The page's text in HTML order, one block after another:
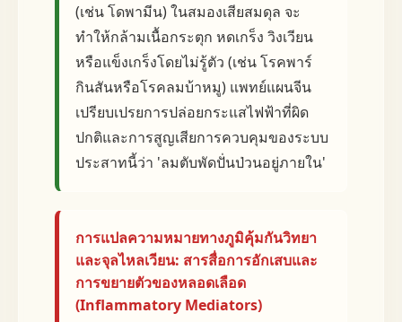
(เช่น โดพามีน) ในสมองเสียสมดุล จะ
ทำให้กล้ามเนื้อกระตุก หดเกร็ง วิงเวียน
หรือแข็งเกร็งโดยไม่รู้ตัว (เช่น โรคพาร์
กินสันหรือโรคลมบ้าหมู) แพทย์แผนจีน
เปรียบเปรยการปล่อยกระแสไฟฟ้าที่ผิด
ปกติและการสูญเสียการควบคุมของระบบ
ประสาทนี้ว่า 'ลมตับพัดปั่นป่วนอยู่ภายใน'
การแปลความหมายทางภูมิคุ้มกันวิทยา
และจุลไหลเวียน: สารสื่อการอักเสบและ
การขยายตัวของหลอดเลือด
(Inflammatory Mediators)